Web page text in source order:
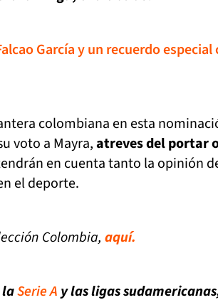
García y un recuerdo especial
colombiana en esta
voto a Mayra,atreves del portar
en cuenta tanto la opinión
el deporte.
Colombia, aquí.
Serie Ay las ligas